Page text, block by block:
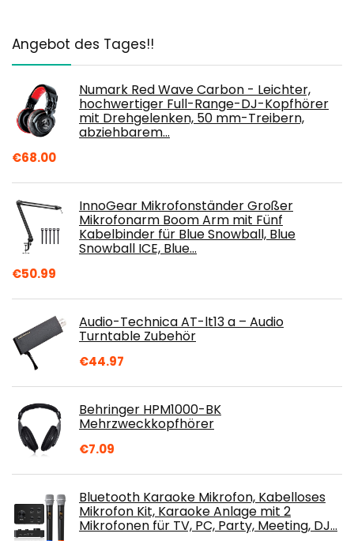
Angebot des Tages!!
Numark Red Wave Carbon - Leichter,
hochwertiger Full-Range-DJ-Kopfhörer
mit Drehgelenken, 50 mm-Treibern,
abziehbarem…
€68.00
InnoGear Mikrofonständer Großer
Mikrofonarm Boom Arm mit Fünf
Kabelbinder für Blue Snowball, Blue
Snowball ICE, Blue…
€50.99
Audio-Technica AT-lt13 a – Audio
Turntable Zubehör
€44.97
Behringer HPM1000-BK
Mehrzweckkopfhörer
€7.09
Bluetooth Karaoke Mikrofon, Kabelloses
Mikrofon Kit, Karaoke Anlage mit 2
Mikrofonen für TV, PC, Party, Meeting, DJ…